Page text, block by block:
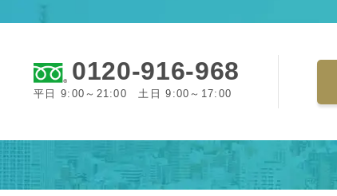
0120-916-968
平日 9:00～21:00 土日 9:00～17:00